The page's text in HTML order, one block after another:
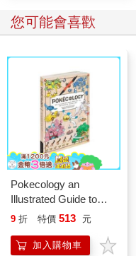
您可能會喜歡
Pokecology an
Illustrated Guide to
Pokemon Ecology
Press)
9 折 特價 513 元
加入購物車